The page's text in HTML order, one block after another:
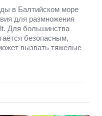
в Балтийском море
для размножения
Для большинства
безопасным,
вызвать тяжелые